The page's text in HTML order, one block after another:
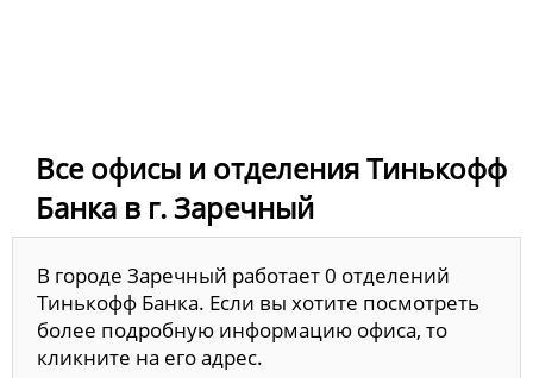
Все офисы и отделения Тинькофф
Банка в г. Заречный
В городе Заречный работает 0 отделений
Тинькофф Банка. Если вы хотите посмотреть
более подробную информацию офиса, то
кликните на его адрес.